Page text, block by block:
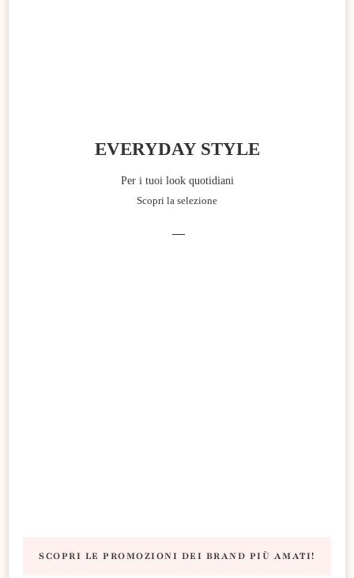
EVERYDAY STYLE
Per i tuoi look quotidiani
Scopri la selezione
SCOPRI LE PROMOZIONI DEI BRAND PIÙ AMATI!